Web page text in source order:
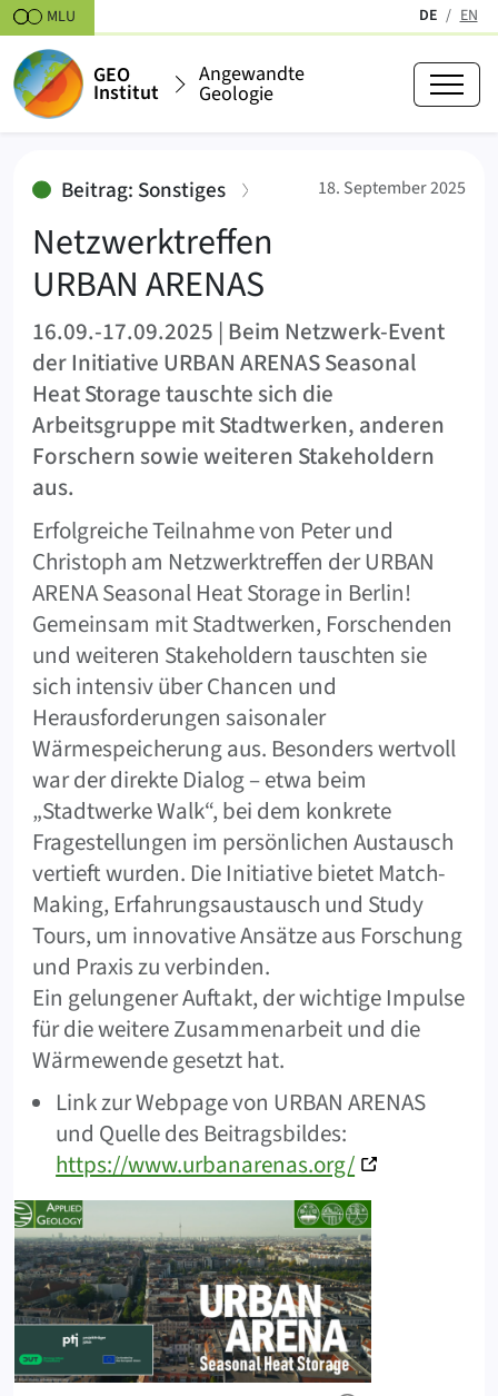
Zum Inhalt springen DE
(aktiv)
EN
MLU
GEO
Institut
Angewandte
Geologie
Netzwerktreffen URBAN ARENAS
Beitrag: Sonstiges:
Netzwerktreffen
URBAN ARENAS
18. September 2025
16.09.-17.09.2025 | Beim Netzwerk-Event
der Initiative URBAN ARENAS Seasonal
Heat Storage tauschte sich die
Arbeitsgruppe mit Stadtwerken, anderen
Forschern sowie weiteren Stakeholdern
aus.
Erfolgreiche Teilnahme von Peter und
Christoph am Netzwerktreffen der URBAN
ARENA Seasonal Heat Storage in Berlin!
Gemeinsam mit Stadtwerken, Forschenden
und weiteren Stakeholdern tauschten sie
sich intensiv über Chancen und
Herausforderungen saisonaler
Wärmespeicherung aus. Besonders wertvoll
war der direkte Dialog – etwa beim
„Stadtwerke Walk“, bei dem konkrete
Fragestellungen im persönlichen Austausch
vertieft wurden. Die Initiative bietet Match-
Making, Erfahrungsaustausch und Study
Tours, um innovative Ansätze aus Forschung
und Praxis zu verbinden.
Ein gelungener Auftakt, der wichtige Impulse
für die weitere Zusammenarbeit und die
Wärmewende gesetzt hat.
Link zur Webpage von URBAN ARENAS
und Quelle des Beitragsbildes:
https://www.urbanarenas.org/